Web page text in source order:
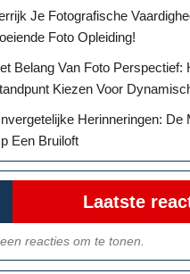
Je Fotografische
Foto Opleiding!
Belang Van Foto Perspectief:
Kiezen Voor
Herinneringen: De
Een Bruiloft
Laatste
reacties om te tonen.